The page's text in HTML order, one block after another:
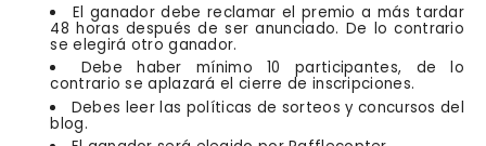
El ganador debe reclamar el premio a más tardar
48 horas después de ser anunciado. De lo contrario
se elegirá otro ganador.
Debe haber mínimo 10 participantes, de lo
contrario se aplazará el cierre de inscripciones.
Debes leer las políticas de sorteos y concursos del
blog.